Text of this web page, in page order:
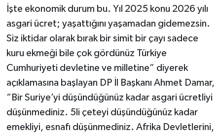
İşte ekonomik durum bu. Yıl 2025 konu 2026 yılı
asgari ücret; yaşattığını yaşamadan gidemezsin.
Siz iktidar olarak bırak bir simit bir çayı sadece
kuru ekmeği bile çok gördünüz Türkiye
Cumhuriyeti devletine ve milletine” diyerek
açıklamasına başlayan DP İl Başkanı Ahmet Damar,
“Bir Suriye’yi düşündüğünüz kadar asgari ücretliyi
düşünmediniz. 5li çeteyi düşündüğünüz kadar
emekliyi, esnafı düşünmediniz. Afrika Devletlerini,